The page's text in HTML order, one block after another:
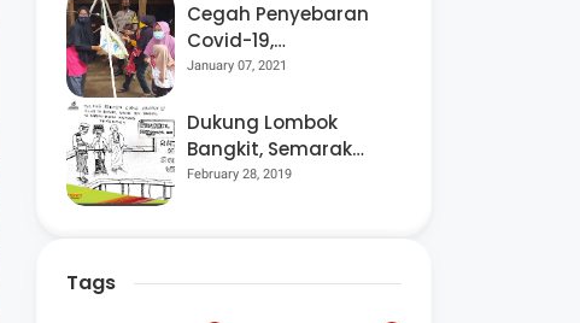
Cegah Penyebaran
Covid-19,
Bhabinkamtibmas
Kegiatan Posyandu
January 07, 2021
Dukung Lombok
Bangkit, Semarak
Pesta Rakyat
Seniman Di Lombok
February 28, 2019
Tags